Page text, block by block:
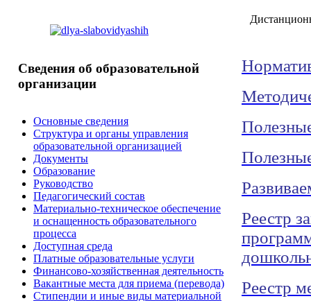
Сведения об образовательной
организации
Основные сведения
Структура и органы управления
образовательной организацией
Документы
Образование
Руководство
Педагогический состав
Материально-техническое обеспечение
и оснащенность образовательного
процесса
Доступная среда
Платные образовательные услуги
Финансово-хозяйственная деятельность
Вакантные места для приема (перевода)
Стипендии и иные виды материальной
Реестр
Реестр